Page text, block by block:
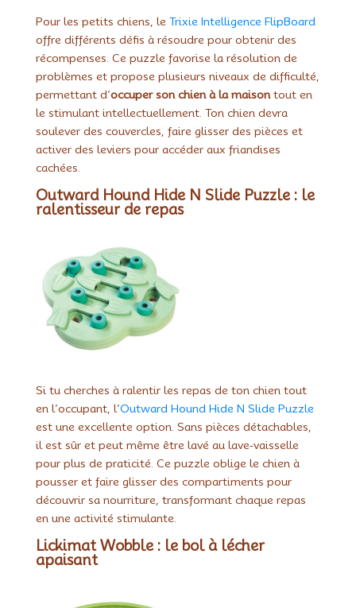
Pour les petits chiens, le Trixie Intelligence FlipBoard
offre différents défis à résoudre pour obtenir des
récompenses. Ce puzzle favorise la résolution de
problèmes et propose plusieurs niveaux de difficulté,
permettant d’occuper son chien à la maisontout en
le stimulant intellectuellement. Ton chien devra
soulever des couvercles, faire glisser des pièces et
activer des leviers pour accéder aux friandises
cachées.
Outward Hound Hide N Slide Puzzle : le
ralentisseur de repas
Si tu cherches à ralentir les repas de ton chien tout
en l’occupant, l’Outward Hound Hide N Slide Puzzle
est une excellente option. Sans pièces détachables,
il est sûr et peut même être lavé au lave-vaisselle
pour plus de praticité. Ce puzzle oblige le chien à
pousser et faire glisser des compartiments pour
découvrir sa nourriture, transformant chaque repas
en une activité stimulante.
Lickimat Wobble : le bol à lécher
apaisant